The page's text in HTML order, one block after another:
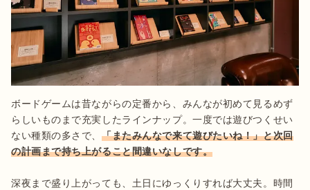
ボードゲームは昔ながらの定番から、みんなが初めて見るめず
らしいものまで充実したラインナップ。一度では遊びつくせい
ない種類の多さで、「またみんなで来て遊びたいね！」と次回
の計画まで持ち上がること間違いなしです。
深夜まで盛り上がっても、土日にゆっくりすれば大丈夫。時間